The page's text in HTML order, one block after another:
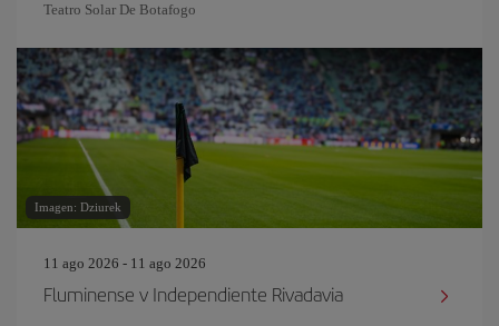
Teatro Solar De Botafogo
Imagen: Dziurek
11 ago 2026 - 11 ago 2026
Fluminense v Independiente Rivadavia